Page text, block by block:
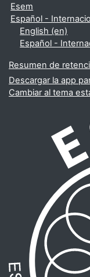
Esem
Español -
English ‎(en)‎
Español -
Resumen de
Descargar la app
Cambiar al tema